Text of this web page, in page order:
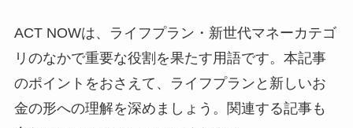
ACT NOWは、ライフプラン・新世代マネーカテゴ
リのなかで重要な役割を果たす用語です。本記事
のポイントをおさえて、ライフプランと新しいお
金の形への理解を深めましょう。関連する記事も